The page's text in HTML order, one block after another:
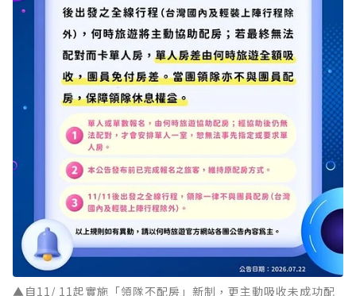
▲自11/ 11起實施「領隊不配房」新制，更主動吸收未成功配